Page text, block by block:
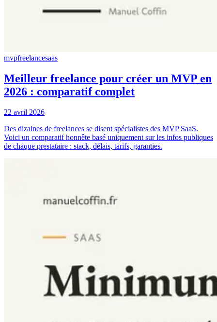
mvpfreelancesaas
Meilleur freelance pour créer un MVP en
2026 : comparatif complet
22 avril 2026
Des dizaines de freelances se disent spécialistes des MVP SaaS.
Voici un comparatif honnête basé uniquement sur les infos publiques
de chaque prestataire : stack, délais, tarifs, garanties.